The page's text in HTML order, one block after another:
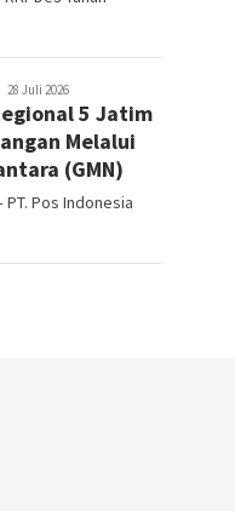
Editor
28 Juli 2026
5 Jatim
Melalui
(GMN)
Pos Indonesia